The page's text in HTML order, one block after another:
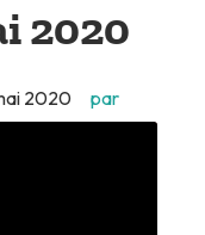
2020
2020 par